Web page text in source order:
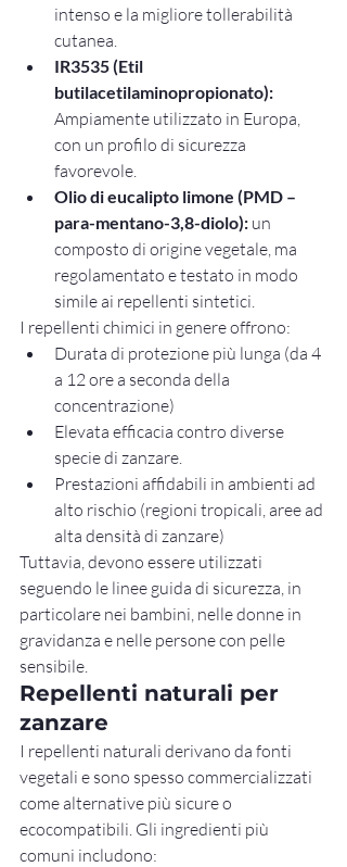
intenso e la migliore tollerabilità
cutanea.
IR3535 (Etil
butilacetilaminopropionato):
Ampiamente utilizzato in Europa,
con un profilo di sicurezza
favorevole.
Olio di eucalipto limone (PMD –
para-mentano-3,8-diolo): un
composto di origine vegetale, ma
regolamentato e testato in modo
simile ai repellenti sintetici.
I repellenti chimici in genere offrono:
Durata di protezione più lunga (da 4
a 12 ore a seconda della
concentrazione)
Elevata efficacia contro diverse
specie di zanzare.
Prestazioni affidabili in ambienti ad
alto rischio (regioni tropicali, aree ad
alta densità di zanzare)
Tuttavia, devono essere utilizzati
seguendo le linee guida di sicurezza, in
particolare nei bambini, nelle donne in
gravidanza e nelle persone con pelle
sensibile.
Repellenti naturali per
zanzare
I repellenti naturali derivano da fonti
vegetali e sono spesso commercializzati
come alternative più sicure o
ecocompatibili. Gli ingredienti più
comuni includono: